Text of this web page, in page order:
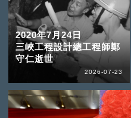
2020年7月24日
三峽工程設計總工程師鄭
守仁逝世
2026-07-23